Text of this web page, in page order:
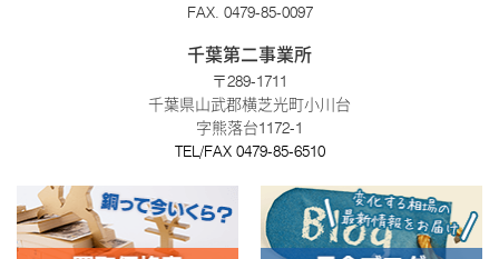
FAX. 0479-85-0097
千葉第二事業所
〒289-1711
千葉県山武郡横芝光町小川台
字熊落台1172-1
TEL/FAX 0479-85-6510